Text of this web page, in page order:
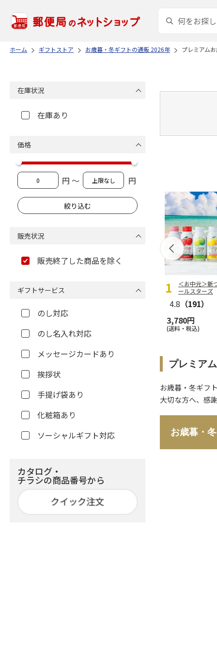
ホーム ギフトストア お歳暮・冬ギフトの通販 2026年 プレミアム
＜お中元＞新
ールスターズ
4.8 （191）
3,780円
(送料・税込)
プレミア
お歳暮・冬ギフ
大切な方へ、感
お歳暮・
在庫状況
在庫あり
価格
円 ～ 円
販売状況
販売終了した商品を除く
ギフトサービス
のし対応
のし名入れ対応
メッセージカードあり
挨拶状
手提げ袋あり
化粧箱あり
ソーシャルギフト対応
カタログ・
チラシの商品番号から